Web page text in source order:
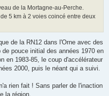
de la Mortagne-au-Perche.
5 km à 2 voies coincé entre deux
de la RN12 dans l'Orne avec des
pouce initial des années 1970 en
en 1983-85, le coup d'accélérateur
2000, puis le néant qui a suivi.
rien fait ! Sans parler de l'inaction
la région.